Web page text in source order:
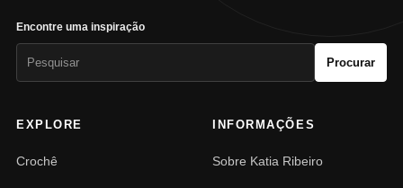
Encontre uma inspiração
Procurar
EXPLORE
Crochê
INFORMAÇÕES
Sobre Katia Ribeiro